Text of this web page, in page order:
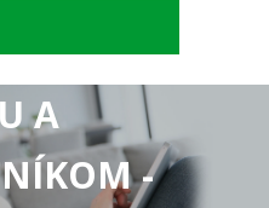
SIRUP S
A
-